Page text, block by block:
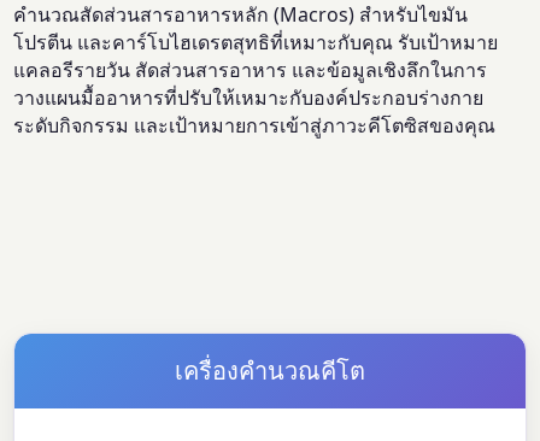
คำนวณสัดส่วนสารอาหารหลัก (Macros) สำหรับไขมัน
โปรตีน และคาร์โบไฮเดรตสุทธิที่เหมาะกับคุณ รับเป้าหมาย
แคลอรีรายวัน สัดส่วนสารอาหาร และข้อมูลเชิงลึกในการ
วางแผนมื้ออาหารที่ปรับให้เหมาะกับองค์ประกอบร่างกาย
ระดับกิจกรรม และเป้าหมายการเข้าสู่ภาวะคีโตซิสของคุณ
เครื่องคำนวณคีโต